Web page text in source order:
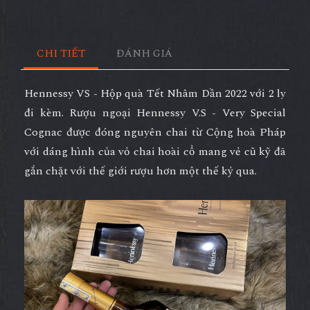
CHI TIẾT ĐÁNH GIÁ
Hennessy VS - Hộp quà Tết Nhâm Dần 2022 với 2 ly
đi kèm. Rượu ngoại Hennessy V.S - Very Special
Cognac được đóng nguyên chai từ Cộng hoà Pháp
với dáng hình của vỏ chai hoài cổ mang vẻ cũ kỹ đã
gắn chặt với thế giới rượu hơn một thế kỷ qua.